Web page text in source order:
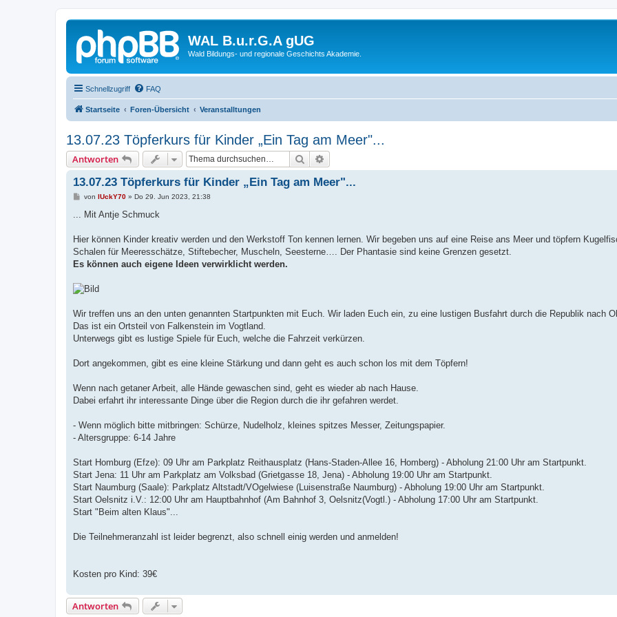
WAL B.u.r.G.A gUG
Wald Bildungs- und regionale Geschichts Akademie.
Schnellzugriff FAQ
Startseite Foren-Übersicht Veranstalltungen
13.07.23 Töpferkurs für Kinder „Ein Tag am Meer"...
Antworten Suche
13.07.23 Töpferkurs für Kinder „Ein Tag am Meer"...
B
a
von lUckY70» Do 29. Jun 2023, 21:38
... Mit Antje Schmuck
Hier können Kinder kreativ werden und den Werkstoff Ton kennen lernen. Wir begeben uns auf eine Reise ans Meer und töpfern
Schalen für Meeresschätze, Stiftebecher, Muscheln, Seesterne…. Der Phantasie sind keine Grenzen gesetzt.
Es können auch eigene Ideen verwirklicht werden.
Wir treffen uns an den unten genannten Startpunkten mit Euch. Wir laden Euch ein, zu eine lustigen Busfahrt durch die Republik nach
Das ist ein Ortsteil von Falkenstein im Vogtland.
Unterwegs gibt es lustige Spiele für Euch, welche die Fahrzeit verkürzen.
Dort angekommen, gibt es eine kleine Stärkung und dann geht es auch schon los mit dem Töpfern!
Wenn nach getaner Arbeit, alle Hände gewaschen sind, geht es wieder ab nach Hause.
Dabei erfahrt ihr interessante Dinge über die Region durch die ihr gefahren werdet.
- Wenn möglich bitte mitbringen: Schürze, Nudelholz, kleines spitzes Messer, Zeitungspapier.
- Altersgruppe: 6-14 Jahre
Start Homburg (Efze): 09 Uhr am Parkplatz Reithausplatz (Hans-Staden-Allee 16, Homberg) - Abholung 21:00 Uhr am Startpunkt.
Start Jena: 11 Uhr am Parkplatz am Volksbad (Grietgasse 18, Jena) - Abholung 19:00 Uhr am Startpunkt.
Start Naumburg (Saale): Parkplatz Altstadt/VOgelwiese (Luisenstraße Naumburg) - Abholung 19:00 Uhr am Startpunkt.
Start Oelsnitz i.V.: 12:00 Uhr am Hauptbahnhof (Am Bahnhof 3, Oelsnitz(Vogtl.) - Abholung 17:00 Uhr am Startpunkt.
Start "Beim alten Klaus"...
Die Teilnehmeranzahl ist leider begrenzt, also schnell einig werden und anmelden!
Kosten pro Kind: 39€
Antworten